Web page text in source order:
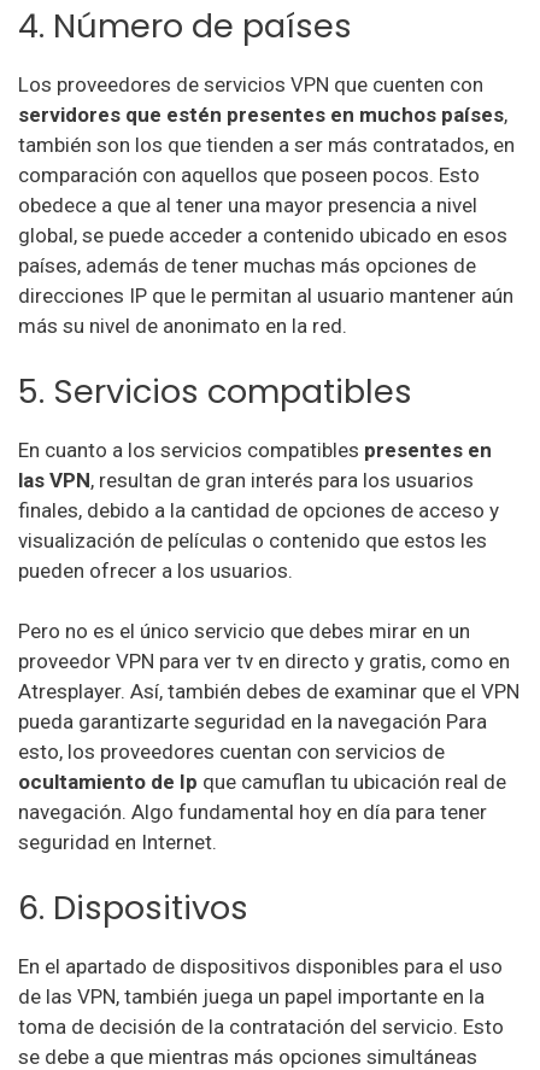
4. Número de países
Los proveedores de servicios VPN que cuenten con
servidores que estén presentes en muchos países,
también son los que tienden a ser más contratados, en
comparación con aquellos que poseen pocos. Esto
obedece a que al tener una mayor presencia a nivel
global, se puede acceder a contenido ubicado en esos
países, además de tener muchas más opciones de
direcciones IP que le permitan al usuario mantener aún
más su nivel de anonimato en la red.
5. Servicios compatibles
En cuanto a los servicios compatibles presentes en
las VPN, resultan de gran interés para los usuarios
finales, debido a la cantidad de opciones de acceso y
visualización de películas o contenido que estos les
pueden ofrecer a los usuarios.
Pero no es el único servicio que debes mirar en un
proveedor VPN para ver tv en directo y gratis, como en
Atresplayer. Así, también debes de examinar que el VPN
pueda garantizarte seguridad en la navegación Para
esto, los proveedores cuentan con servicios de
ocultamiento de Ip que camuflan tu ubicación real de
navegación. Algo fundamental hoy en día para tener
seguridad en Internet.
6. Dispositivos
En el apartado de dispositivos disponibles para el uso
de las VPN, también juega un papel importante en la
toma de decisión de la contratación del servicio. Esto
se debe a que mientras más opciones simultáneas